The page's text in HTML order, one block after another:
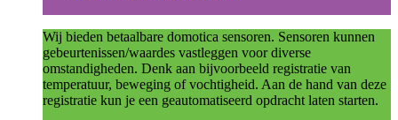
Wij bieden betaalbare domotica sensoren. Sensoren kunnen
gebeurtenissen/waardes vastleggen voor diverse
omstandigheden. Denk aan bijvoorbeeld registratie van
temperatuur, beweging of vochtigheid. Aan de hand van deze
registratie kun je een geautomatiseerd opdracht laten starten.